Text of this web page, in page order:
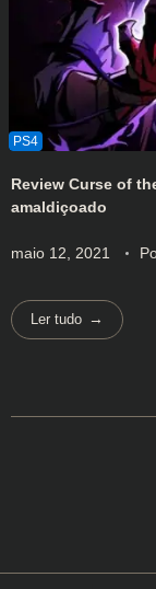
Review Curse of
amaldiçoado
maio 12, 2021
Ler tudo